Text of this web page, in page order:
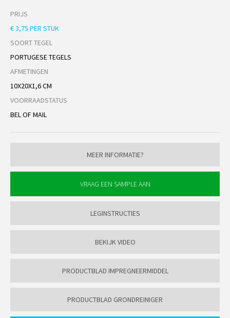
PRIJS
€ 3,75 PER STUK
SOORT TEGEL
PORTUGESE TEGELS
AFMETINGEN
10X20X1,6 CM
VOORRAADSTATUS
BEL OF MAIL
MEER INFORMATIE?
LEGINSTRUCTIES
BEKIJK VIDEO
PRODUCTBLAD IMPREGNEERMIDDEL
PRODUCTBLAD GRONDREINIGER